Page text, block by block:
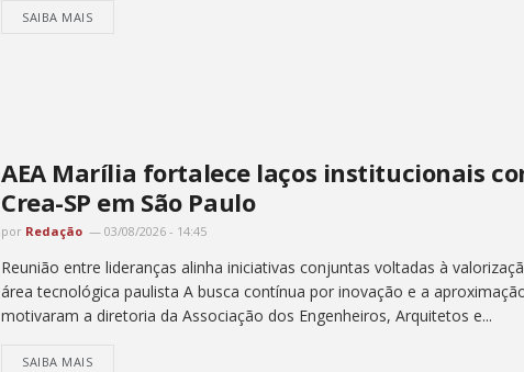
SAIBA MAIS
AEA Marília fortalece laços institucionais
Crea-SP em São Paulo
por Redação 03/08/2026 - 14:45
Reunião entre lideranças alinha iniciativas conjuntas voltadas à
área tecnológica paulista A busca contínua por inovação e a
motivaram a diretoria da Associação dos Engenheiros, Arquitetos e...
SAIBA MAIS